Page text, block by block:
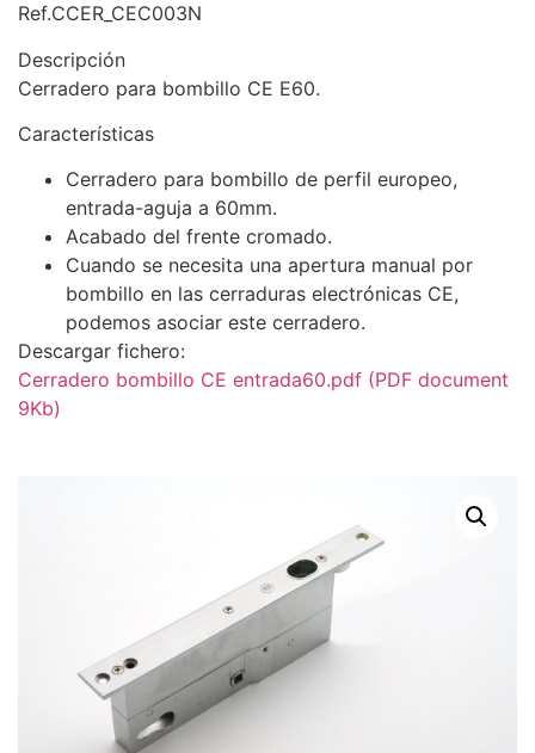
Ref.CCER_CEC003N
Descripción
Cerradero para bombillo CE E60.
Características
Cerradero para bombillo de perfil europeo,
entrada-aguja a 60mm.
Acabado del frente cromado.
Cuando se necesita una apertura manual por
bombillo en las cerraduras electrónicas CE,
podemos asociar este cerradero.
Descargar fichero:
Cerradero bombillo CE entrada60.pdf (PDF document
9Kb)